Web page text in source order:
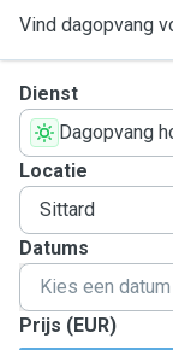
Vind dagopvang
Dienst
Dagopvang
Locatie
Datums
Prijs (EUR)